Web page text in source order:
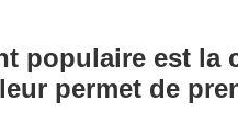
populaire est la
permet de